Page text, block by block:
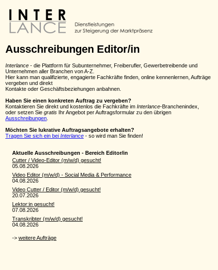
Ausschreibungen Editor/in
Interlance - die Plattform für Subunternehmer, Freiberufler, Gewerbetreibende und
Unternehmen aller Branchen von A-Z.
Hier kann man qualifizierte, engagierte Fachkräfte finden, online kennenlernen, Aufträge
vergeben und direkt
Kontakte oder Geschäftsbeziehungen anbahnen.
Haben Sie einen konkreten Auftrag zu vergeben?
Kontaktieren Sie direkt und kostenlos die Fachkräfte im Interlance-Branchenindex,
oder setzen Sie gratis Ihr Angebot per Auftragsformular zu den übrigen
Ausschreibungen.
Möchten Sie lukrative Auftragsangebote erhalten?
Tragen Sie sich ein bei Interlance - so wird man Sie finden!